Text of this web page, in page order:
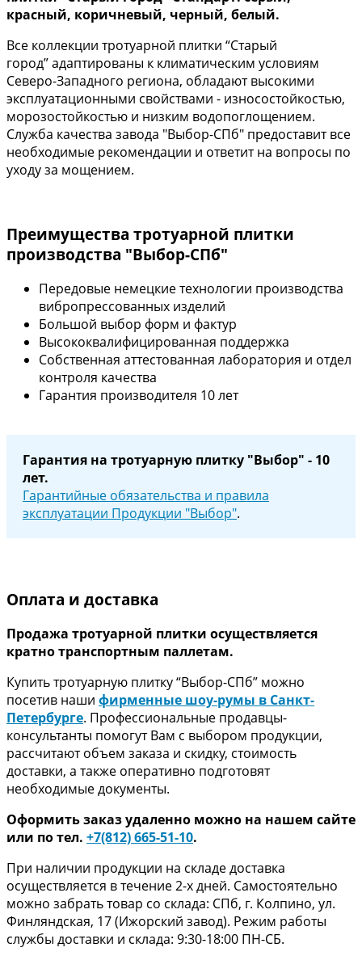
красный, коричневый, черный, белый.
Все коллекции тротуарной плитки “Старый
город” адаптированы к климатическим условиям
Северо-Западного региона, обладают высокими
эксплуатационными свойствами - износостойкостью,
морозостойкостью и низким водопоглощением.
Служба качества завода "Выбор-СПб" предоставит все
необходимые рекомендации и ответит на вопросы по
уходу за мощением.
Преимущества тротуарной плитки
производства "Выбор-СПб"
Передовые немецкие технологии производства
вибропрессованных изделий
Большой выбор форм и фактур
Высококвалифицированная поддержка
Собственная аттестованная лаборатория и отдел
контроля качества
Гарантия производителя 10 лет
Гарантия на тротуарную плитку "Выбор" - 10
лет.
Гарантийные обязательства и правила
эксплуатации Продукции "Выбор".
Оплата и доставка
Продажа тротуарной плитки осуществляется
кратно транспортным паллетам.
Купить тротуарную плитку “Выбор-СПб” можно
посетив наши фирменные шоу-румы в Санкт-
Петербурге. Профессиональные продавцы-
консультанты помогут Вам с выбором продукции,
рассчитают объем заказа и скидку, стоимость
доставки, а также оперативно подготовят
необходимые документы.
Оформить заказ удаленно можно на нашем сайте
или по тел. +7(812) 665-51-10.
При наличии продукции на складе доставка
осуществляется в течение 2-х дней. Самостоятельно
можно забрать товар со склада: СПб, г. Колпино, ул.
Финляндская, 17 (Ижорский завод). Режим работы
службы доставки и склада: 9:30-18:00 ПН-СБ.